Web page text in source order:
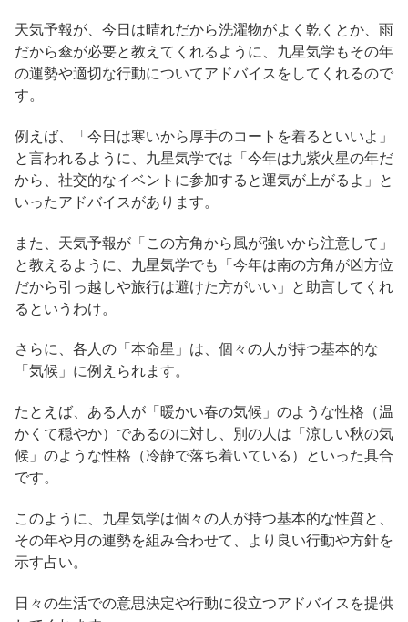
天気予報が、今日は晴れだから洗濯物がよく乾くとか、雨
だから傘が必要と教えてくれるように、九星気学もその年
の運勢や適切な行動についてアドバイスをしてくれるので
す。
例えば、「今日は寒いから厚手のコートを着るといいよ」
と言われるように、九星気学では「今年は九紫火星の年だ
から、社交的なイベントに参加すると運気が上がるよ」と
いったアドバイスがあります。
また、天気予報が「この方角から風が強いから注意して」
と教えるように、九星気学でも「今年は南の方角が凶方位
だから引っ越しや旅行は避けた方がいい」と助言してくれ
るというわけ。
さらに、各人の「本命星」は、個々の人が持つ基本的な
「気候」に例えられます。
たとえば、ある人が「暖かい春の気候」のような性格（温
かくて穏やか）であるのに対し、別の人は「涼しい秋の気
候」のような性格（冷静で落ち着いている）といった具合
です。
このように、九星気学は個々の人が持つ基本的な性質と、
その年や月の運勢を組み合わせて、より良い行動や方針を
示す占い。
日々の生活での意思決定や行動に役立つアドバイスを提供